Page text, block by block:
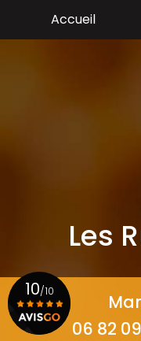
Accueil
Les
06 82
10/10